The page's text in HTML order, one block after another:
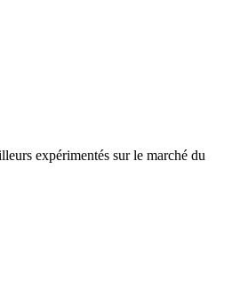
expérimentés sur le marché du